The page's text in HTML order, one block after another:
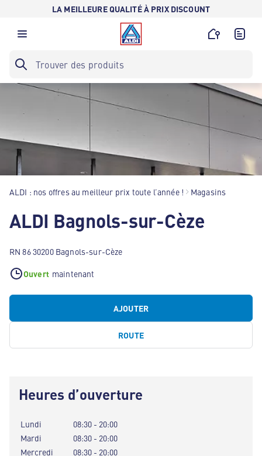
LA MEILLEURE QUALITÉ À PRIX DISCOUNT
ALDI : nos offres au meilleur prix toute l’année ! Magasins
ALDI Bagnols-sur-Cèze
RN 86 30200 Bagnols-sur-Cèze
Ouvert maintenant
AJOUTER
ROUTE
Heures d’ouverture
Lundi
08:30 - 20:00
Mardi
08:30 - 20:00
Mercredi
08:30 - 20:00